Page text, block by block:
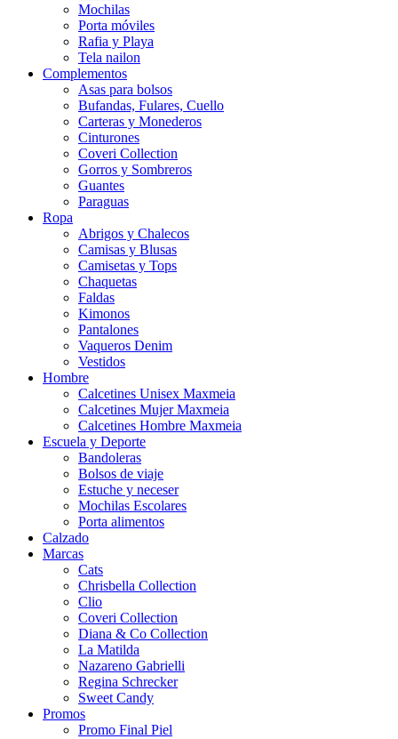
Mochilas
Porta móviles
Rafia y Playa
Tela nailon
Complementos
Asas para bolsos
Bufandas, Fulares, Cuello
Carteras y Monederos
Cinturones
Coveri Collection
Gorros y Sombreros
Guantes
Paraguas
Ropa
Abrigos y Chalecos
Camisas y Blusas
Camisetas y Tops
Chaquetas
Faldas
Kimonos
Pantalones
Vaqueros Denim
Vestidos
Hombre
Calcetines Unisex Maxmeia
Calcetines Mujer Maxmeia
Calcetines Hombre Maxmeia
Escuela y Deporte
Bandoleras
Bolsos de viaje
Estuche y neceser
Mochilas Escolares
Porta alimentos
Calzado
Marcas
Cats
Chrisbella Collection
Clio
Coveri Collection
Diana & Co Collection
La Matilda
Nazareno Gabrielli
Regina Schrecker
Sweet Candy
Promos
Promo Final Piel